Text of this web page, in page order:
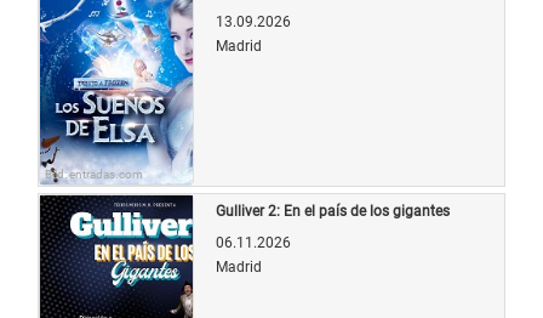
Bild: entradas.com
13.09.2026
Madrid
Gulliver 2: En el país de los gigantes
06.11.2026
Madrid